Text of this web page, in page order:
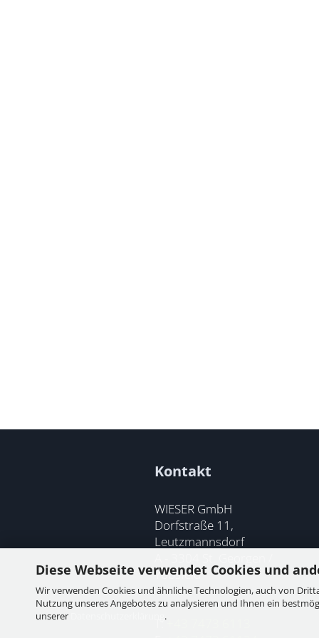
Diese Webseite verwendet Cookies und
Wir verwenden Cookies und ähnliche Technologien, auch von
Nutzung unseres Angebotes zu analysieren und Ihnen ein
unserer
.
Kontakt
WIESER GmbH
Dorfstraße 11,
Leutzmannsdorf
Ybbsfeld
T: